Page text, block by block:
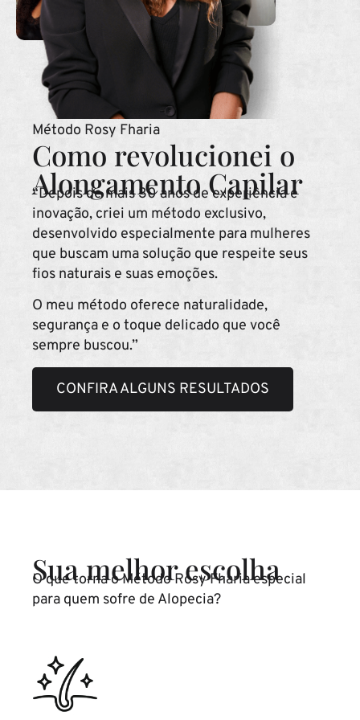
Método Rosy Fharia
Como revolucionei o
Alongamento Capilar
“Depois de mais 30 anos de experiência e
inovação, criei um método exclusivo,
desenvolvido especialmente para mulheres
que buscam uma solução que respeite seus
fios naturais e suas emoções.
O meu método oferece naturalidade,
segurança e o toque delicado que você
sempre buscou.”
CONFIRA ALGUNS RESULTADOS
Sua melhor escolha
O que torna o Método Rosy Fharia especial
para quem sofre de Alopecia?